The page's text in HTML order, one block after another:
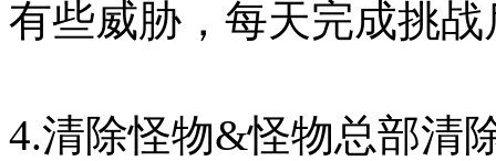
有些威胁，每天完成挑
4.清除怪物&怪物总部清